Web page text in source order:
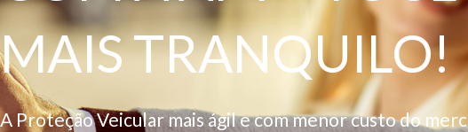
MAIS TRANQUILO!
A Proteção Veicular mais ágil e com menor custo do